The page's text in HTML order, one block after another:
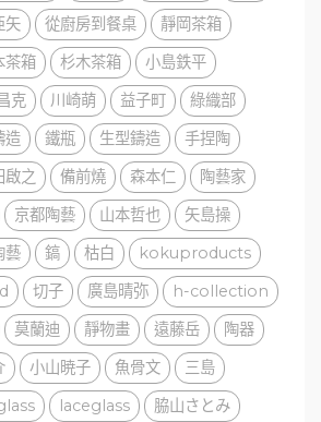
矢 從廚房到餐桌
靜岡茶箱
茶箱 杉木茶箱
小島鉄平
克 川崎萌 益子町
綠織部
造 鐵瓶 生型鑄造
手捏陶
啟之 備前燒 森本仁
陶藝家
京都陶藝 山本哲也
矢島操
藝 鎬 枯白
kokuproducts
切子 廣島晴弥
h-collection
莫蘭迪 靜物畫 遠藤岳
陶器
小山暁子 魚骨文
三島
laceglass
脇山さとみ